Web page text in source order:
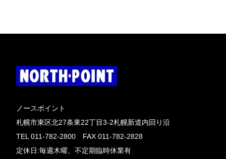
ノースポイント
札幌市東区北27条東22丁目3-2札幌新道内回り沿
TEL 011-782-2800 FAX 011-782-2828
定休日:毎週木曜、不定期臨時休業有